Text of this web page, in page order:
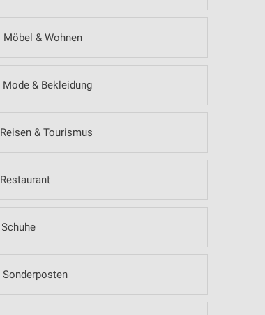
Möbel & Wohnen
Mode & Bekleidung
Reisen & Tourismus
Restaurant
Schuhe
Sonderposten